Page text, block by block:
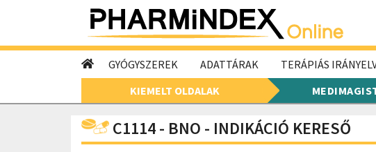
GYÓGYSZEREK ADATTÁRAK TERÁPIÁS
KIEMELT OLDALAK
C1114 - BNO - INDIKÁCIÓ KERESŐ